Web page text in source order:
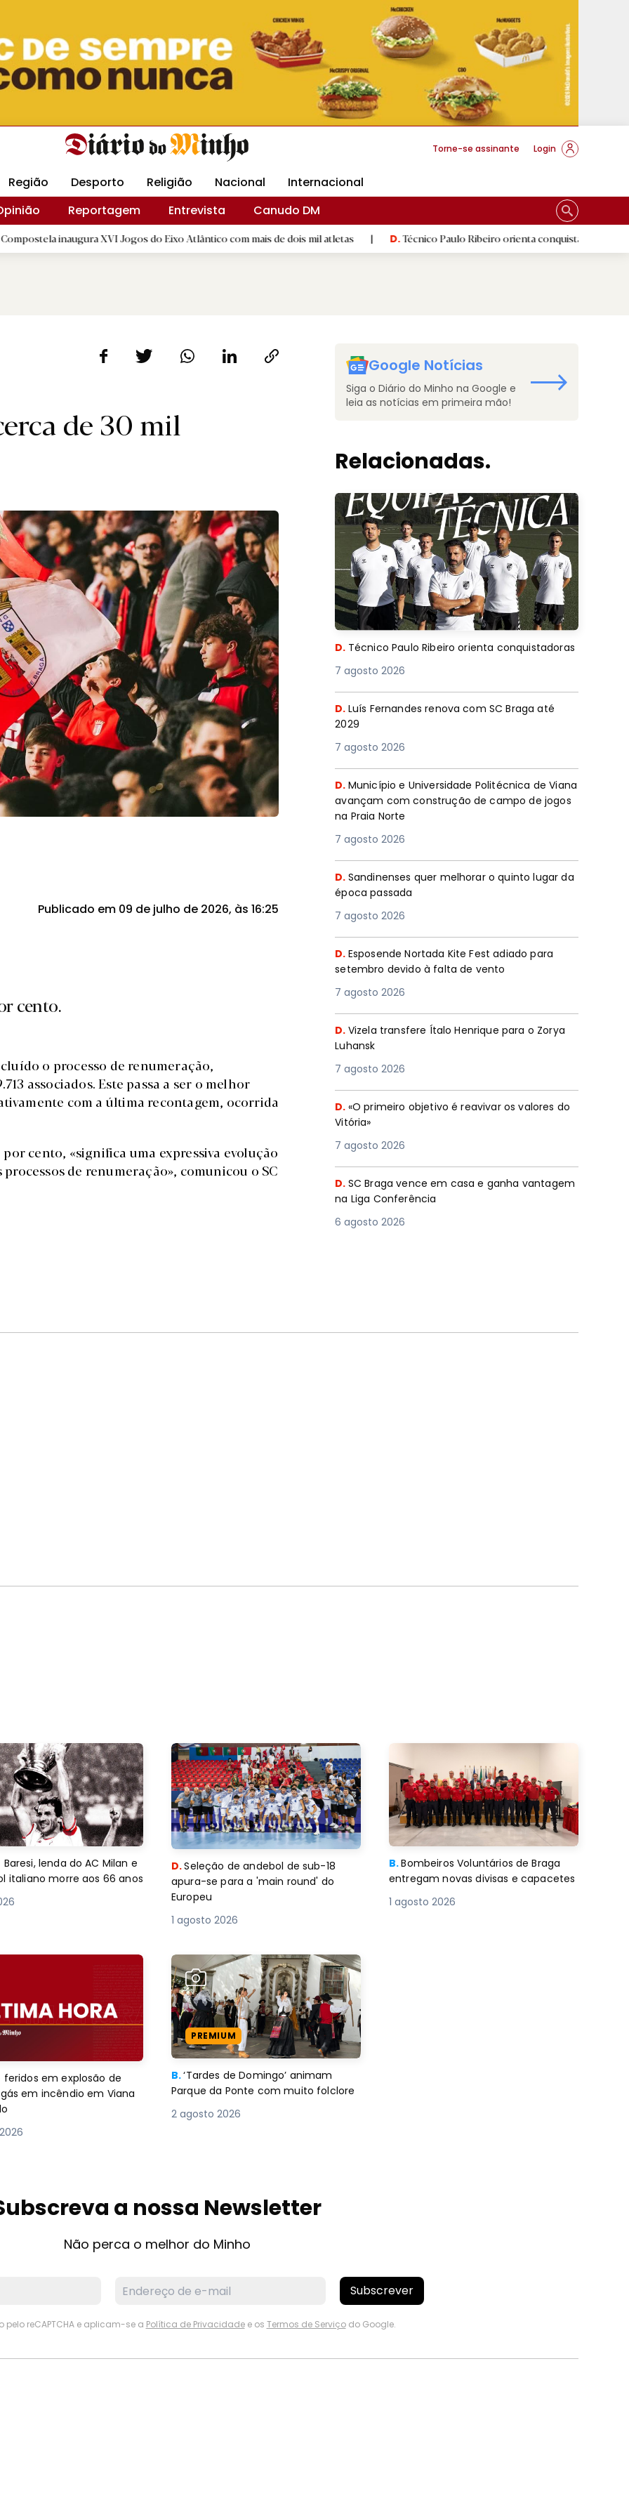
Revista Minha Gráfica DM Livraria DM Arquidiocese Braga
Torne-se assinante Login
Região Desporto Religião Nacional
Internacional
Reportagem Entrevista Canudo DM
XVI Jogos do Eixo Atlântico com mais de dois mil atletas | D.Técnico Paulo Ribeiro orienta conquistadoras |
de 30 mil
Publicado em 09 de julho de 2026, às 16:25
cento.
o processo de renumeração,
associados. Este passa a ser o melhor
com a última recontagem, ocorrida
cento, «significa uma expressiva evolução
de renumeração», comunicou o SC
Google Notícias
Siga o Diário do Minho na Google e
leia as notícias em primeira mão!
Relacionadas.
D. Técnico Paulo Ribeiro orienta conquistadoras
7 agosto 2026
D. Luís Fernandes renova com SC Braga até
2029
7 agosto 2026
D. Município e Universidade Politécnica de Viana
avançam com construção de campo de jogos
na Praia Norte
7 agosto 2026
D. Sandinenses quer melhorar o quinto lugar da
época passada
7 agosto 2026
D. Esposende Nortada Kite Fest adiado para
setembro devido à falta de vento
7 agosto 2026
D. Vizela transfere Ítalo Henrique para o Zorya
Luhansk
7 agosto 2026
D. «O primeiro objetivo é reavivar os valores do
Vitória»
7 agosto 2026
D. SC Braga vence em casa e ganha vantagem
na Liga Conferência
6 agosto 2026
Baresi, lenda do AC Milan e
italiano morre aos 66 anos
D.Seleção de andebol de sub-18
apura-se para a 'main round' do
Europeu
1 agosto 2026
B.Bombeiros Voluntários de Braga
entregam novas divisas e capacetes
1 agosto 2026
feridos em explosão de
em incêndio em Viana
PREMIUM
B.‘Tardes de Domingo’ animam
Parque da Ponte com muito folclore
2 agosto 2026
a nossa Newsletter
Não perca o melhor do Minho
Subscrever
pelo reCAPTCHA e aplicam-se a Política de Privacidadee os Termos de Serviçodo Google.